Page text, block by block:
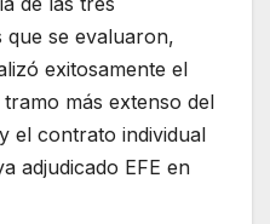
que se evaluaron,
exitosamente el
más extenso del
el contrato individual
adjudicado EFE en